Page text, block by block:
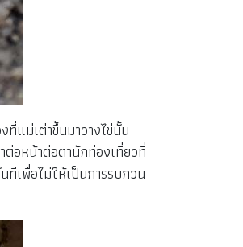
ที่แม่เต่าขึ้นมาวางไข่นั้น
อหน้าต่อตานักท่องเที่ยวที่
เพื่อไม่ให้เป็นการรบกวน